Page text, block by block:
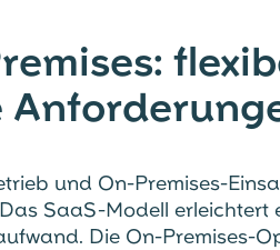
und On-Premises-
SaaS-Modell erleichtert
Die On-Premises-